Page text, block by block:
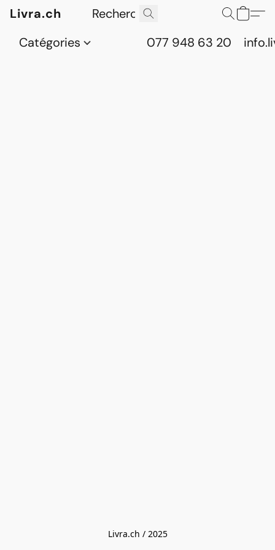
Livra.ch
Catégories
077 948 63 20
Livra.ch / 2025